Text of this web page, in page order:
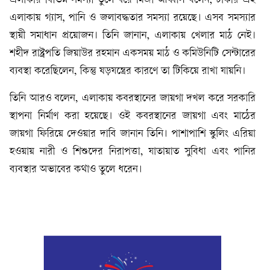
এলাকায় গ্যাস, পানি ও জলাবদ্ধতার সমস্যা রয়েছে। এসব সমস্যার
স্থায়ী সমাধান প্রয়োজন। তিনি জানান, এলাকায় খেলার মাঠ নেই।
শহীদ রাষ্ট্রপতি জিয়াউর রহমান একসময় মাঠ ও কমিউনিটি সেন্টারের
ব্যবস্থা করেছিলেন, কিন্তু ষড়যন্ত্রের কারণে তা টিকিয়ে রাখা যায়নি।
তিনি আরও বলেন, এলাকায় কবরস্থানের জায়গা দখল করে সরকারি
স্থাপনা নির্মাণ করা হয়েছে। ওই কবরস্থানের জায়গা এবং মাঠের
জায়গা ফিরিয়ে দেওয়ার দাবি জানান তিনি। পাশাপাশি স্কুলিং এরিয়া
হওয়ায় নারী ও শিশুদের নিরাপত্তা, যাতায়াত সুবিধা এবং পানির
ব্যবস্থার অভাবের কথাও তুলে ধরেন।